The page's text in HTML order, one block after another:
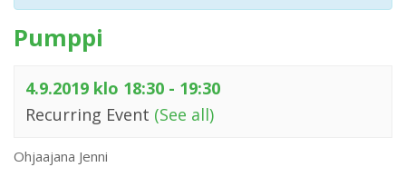
Pumppi
4.9.2019 klo 18:30 - 19:30
Recurring Event (See all)
Ohjaajana Jenni